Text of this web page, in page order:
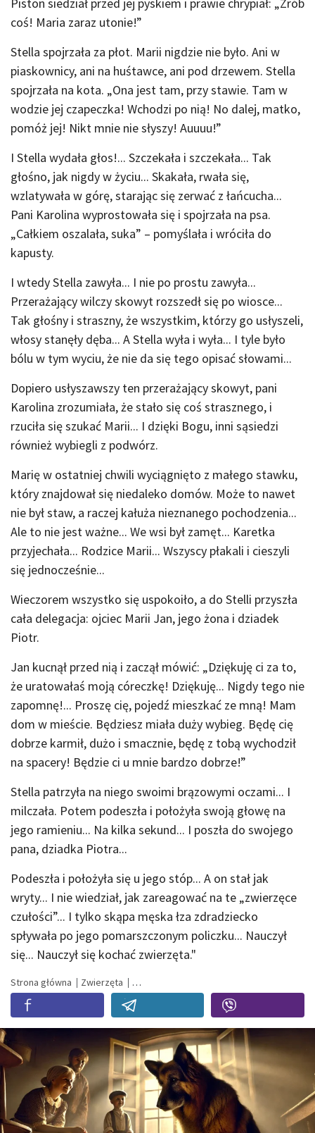
coś! Maria zaraz utonie!”
Stella spojrzała za płot. Marii nigdzie nie było. Ani w
piaskownicy, ani na huśtawce, ani pod drzewem. Stella
spojrzała na kota. „Ona jest tam, przy stawie. Tam w
wodzie jej czapeczka! Wchodzi po nią! No dalej, matko,
pomóż jej! Nikt mnie nie słyszy! Auuuu!”
I Stella wydała głos!... Szczekała i szczekała... Tak
głośno, jak nigdy w życiu... Skakała, rwała się,
wzlatywała w górę, starając się zerwać z łańcucha...
Pani Karolina wyprostowała się i spojrzała na psa.
„Całkiem oszalała, suka” – pomyślała i wróciła do
kapusty.
I wtedy Stella zawyła... I nie po prostu zawyła...
Przerażający wilczy skowyt rozszedł się po wiosce...
Tak głośny i straszny, że wszystkim, którzy go usłyszeli,
włosy stanęły dęba... A Stella wyła i wyła... I tyle było
bólu w tym wyciu, że nie da się tego opisać słowami...
Dopiero usłyszawszy ten przerażający skowyt, pani
Karolina zrozumiała, że stało się coś strasznego, i
rzuciła się szukać Marii... I dzięki Bogu, inni sąsiedzi
również wybiegli z podwórz.
Marię w ostatniej chwili wyciągnięto z małego stawku,
który znajdował się niedaleko domów. Może to nawet
nie był staw, a raczej kałuża nieznanego pochodzenia...
Ale to nie jest ważne... We wsi był zamęt... Karetka
przyjechała... Rodzice Marii... Wszyscy płakali i cieszyli
się jednocześnie...
Wieczorem wszystko się uspokoiło, a do Stelli przyszła
cała delegacja: ojciec Marii Jan, jego żona i dziadek
Piotr.
Jan kucnął przed nią i zaczął mówić: „Dziękuję ci za to,
że uratowałaś moją córeczkę! Dziękuję... Nigdy tego nie
zapomnę!... Proszę cię, pojedź mieszkać ze mną! Mam
dom w mieście. Będziesz miała duży wybieg. Będę cię
dobrze karmił, dużo i smacznie, będę z tobą wychodził
na spacery! Będzie ci u mnie bardzo dobrze!”
Stella patrzyła na niego swoimi brązowymi oczami... I
milczała. Potem podeszła i położyła swoją głowę na
jego ramieniu... Na kilka sekund... I poszła do swojego
pana, dziadka Piotra...
Podeszła i położyła się u jego stóp... A on stał jak
wryty... I nie wiedział, jak zareagować na te „zwierzęce
czułości”... I tylko skąpa męska łza zdradziecko
spływała po jego pomarszczonym policzku... Nauczył
się... Nauczył się kochać zwierzęta."
Strona główna Zwierzęta